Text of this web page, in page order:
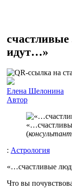
идут…»
Елена Шелонина
Автор
(
: Астрология
«…счастливые
Что вы